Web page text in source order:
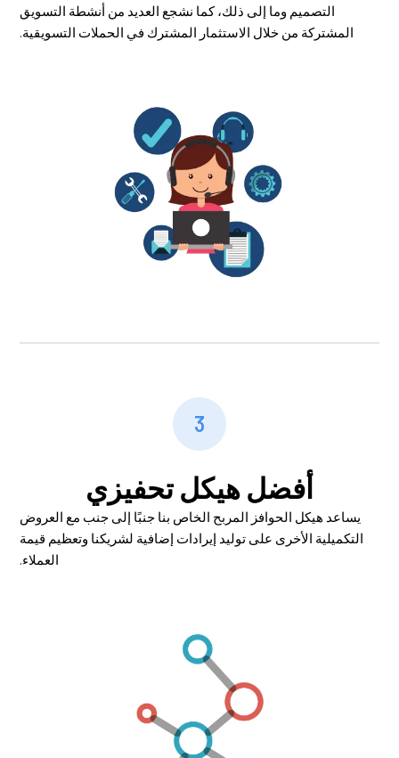
التصميم وما إلى ذلك، كما نشجع العديد من أنشطة التسويق
المشتركة من خلال الاستثمار المشترك في الحملات التسويقية.
3
أفضل هيكل تحفيزي
يساعد هيكل الحوافز المربح الخاص بنا جنبًا إلى جنب مع العروض
التكميلية الأخرى على توليد إيرادات إضافية لشريكنا وتعظيم قيمة
العملاء.